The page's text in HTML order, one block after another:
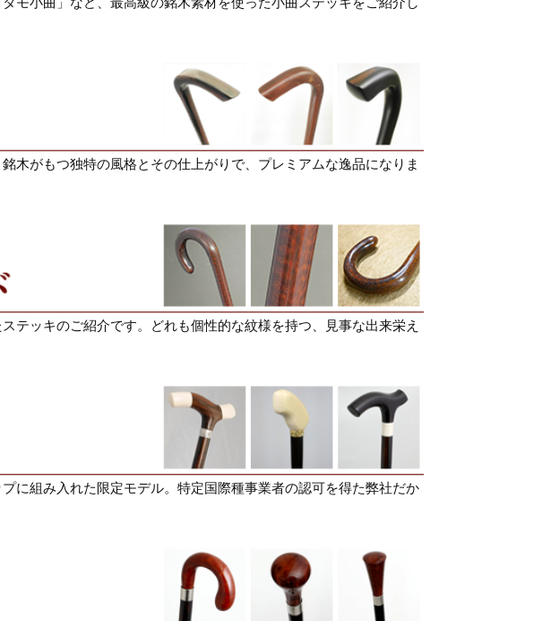
モ小曲」など、最高級の銘木素材を使った小曲ステッキをご紹介し
木がもつ独特の風格とその仕上がりで、プレミアムな逸品になりま
テッキのご紹介です。どれも個性的な紋様を持つ、見事な出来栄え
に組み入れた限定モデル。特定国際種事業者の認可を得た弊社だか